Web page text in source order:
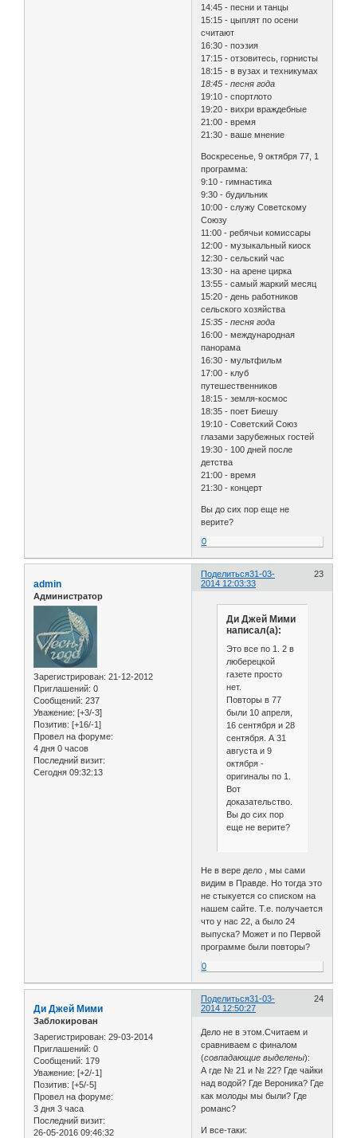
14:45 - песни и танцы
15:15 - цыплят по осени
считают
16:30 - поэзия
17:15 - отзовитесь, горнисты
18:15 - в вузах и техникумах
18:45 - песня года
19:10 - спортлото
19:20 - вихри враждебные
21:00 - время
21:30 - ваше мнение
Воскресенье, 9 октября 77, 1
программа:
9:10 - гимнастика
9:30 - будильник
10:00 - служу Советскому
Союзу
11:00 - ребячьи комиссары
12:00 - музыкальный киоск
12:30 - сельский час
13:30 - на арене цирка
13:55 - самый жаркий месяц
15:20 - день работников
сельского хозяйства
15:35 - песня года
16:00 - международная
панорама
16:30 - мультфильм
17:00 - клуб
путешественников
18:15 - земля-космос
18:35 - поет Биешу
19:10 - Советский Союз
глазами зарубежных гостей
19:30 - 100 дней после
детства
21:00 - время
21:30 - концерт
Вы до сих пор еще не
верите?
0
Поделиться 23
31-03-
2014 12:03:33
admin
Администратор
Зарегистрирован: 21-12-2012
Приглашений: 0
Сообщений: 237
Уважение: [+3/-3]
Позитив: [+16/-1]
Провел на форуме:
4 дня 0 часов
Последний визит:
Сегодня 09:32:13
Ди Джей Мими
написал(а):
Это все по 1. 2 в
люберецкой
газете просто
нет.
Повторы в 77
были 10 апреля,
16 сентября и 28
сентября. А 31
августа и 9
октября -
оригиналы по 1.
Вот
доказательство.
Вы до сих пор
еще не верите?
Не в вере дело , мы сами
видим в Правде. Но тогда это
не стыкуется со списком на
нашем сайте. Т.е. получается
что у нас 22, а было 24
выпуска? Может и по Первой
программе были повторы?
0
Поделиться 24
31-03-
2014 12:50:27
Ди Джей Мими
Заблокирован
Зарегистрирован: 29-03-2014
Приглашений: 0
Сообщений: 179
Уважение: [+2/-1]
Позитив: [+5/-5]
Провел на форуме:
3 дня 3 часа
Последний визит:
26-05-2016 09:46:32
Дело не в этом.Считаем и
сравниваем с финалом
(совпадающие выделены):
А где № 21 и № 22? Где чайки
над водой? Где Вероника? Где
как молоды мы были? Где
романс?
И все-таки: